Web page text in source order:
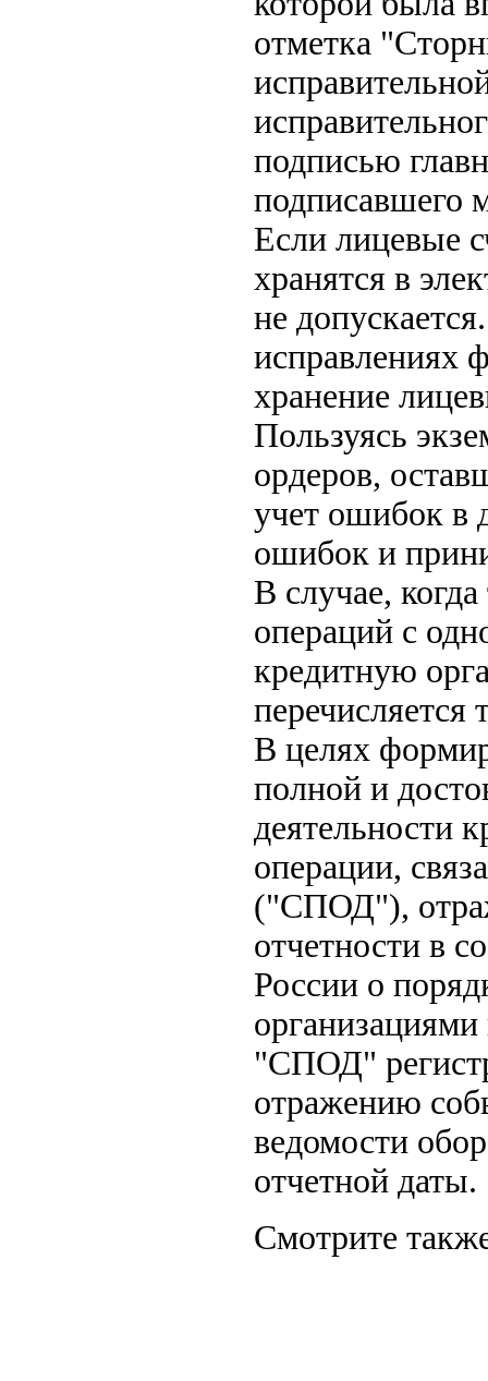
отметка
подписью
подписавшего
Если лицевые
хранятся в
не
исправлениях
хранение
Пользуясь
ордеров,
учет ошибок в
ошибок и
В случае,
операций с
кредитную
перечисляется
В целях
полной и
деятельности
операции,
("СПОД"),
отчетности в
России о
"СПОД"
отражению
ведомости
отчетной даты.
Смотрите